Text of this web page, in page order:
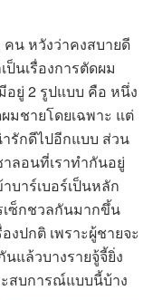
น หวังว่าคงสบายดี
ป็นเรื่องการตัดผม
ยู่ 2 รูปแบบ คือ หนึ่ง
มชายโดยเฉพาะ แต่
รักดีไปอีกแบบ ส่วน
ลอนที่เราทำกันอยู่
บาร์เบอร์เป็นหลัก
เซ็กชวลกันมากขึ้น
งปกติ เพราะผู้ชายจะ
แล้วบางรายจู้จี้ยิ่ง
ะสบการณ์แบบนี้บ้าง